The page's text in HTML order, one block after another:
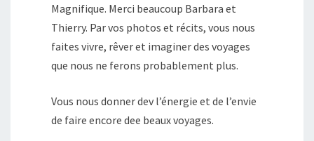
Magnifique. Merci beaucoup Barbara et
Thierry. Par vos photos et récits, vous nous
faites vivre, rêver et imaginer des voyages
que nous ne ferons probablement plus.
Vous nous donner dev l’énergie et de l’envie
de faire encore dee beaux voyages.